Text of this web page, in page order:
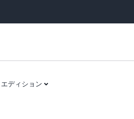
エディション